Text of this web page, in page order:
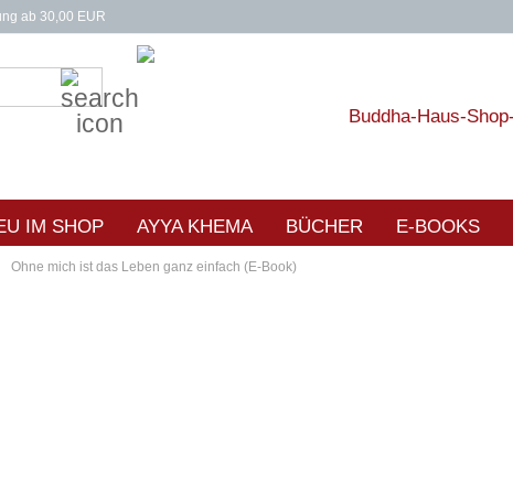
ab 30,00 EUR
IM SHOP AYYA KHEMA BÜCHER E-BOOKS
Ohne mich ist das Leben ganz einfach (E-Book)